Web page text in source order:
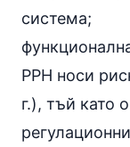
система;
PPH носи
г.), тъй като